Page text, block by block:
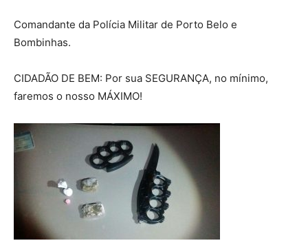
Comandante da Polícia Militar de Porto Belo e
Bombinhas.
CIDADÃO DE BEM: Por sua SEGURANÇA, no mínimo,
faremos o nosso MÁXIMO!